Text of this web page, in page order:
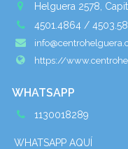
Helguera 2578,
4501.4864 /
https://
WHATSAPP
1130018289
WHATSAPP AQUÍ